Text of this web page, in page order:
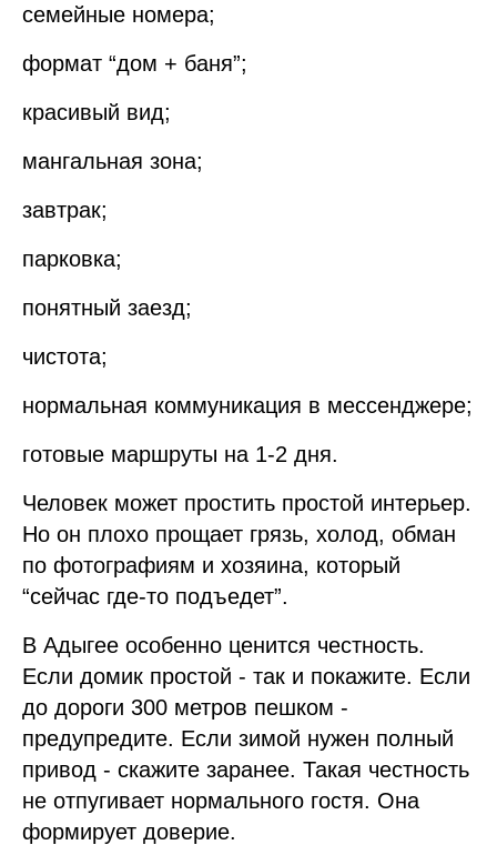
семейные номера;
формат “дом + баня”;
красивый вид;
мангальная зона;
завтрак;
парковка;
понятный заезд;
чистота;
нормальная коммуникация в мессенджере;
готовые маршруты на 1-2 дня.
Человек может простить простой интерьер.
Но он плохо прощает грязь, холод, обман
по фотографиям и хозяина, который
“сейчас где-то подъедет”.
В Адыгее особенно ценится честность.
Если домик простой - так и покажите. Если
до дороги 300 метров пешком -
предупредите. Если зимой нужен полный
привод - скажите заранее. Такая честность
не отпугивает нормального гостя. Она
формирует доверие.